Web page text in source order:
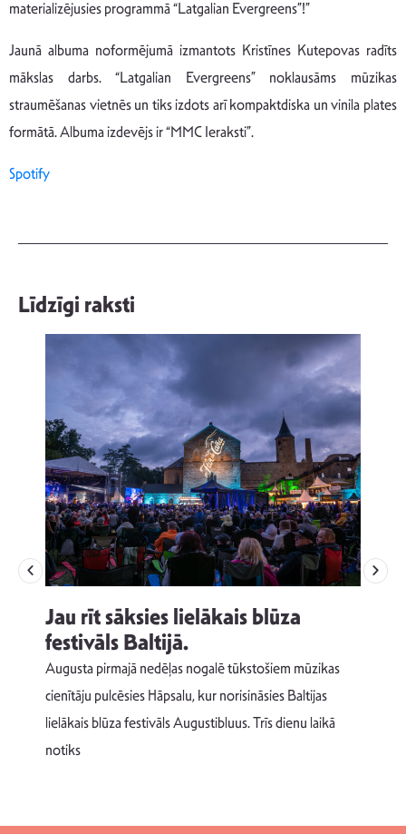
materializējusies programmā “Latgalian Evergreens”!”
Jaunā albuma noformējumā izmantots Kristīnes Kutepovas radīts
mākslas darbs. “Latgalian Evergreens” noklausāms mūzikas
straumēšanas vietnēs un tiks izdots arī kompaktdiska un vinila plates
formātā. Albuma izdevējs ir “MMC Ieraksti”.
Spotify
Līdzīgi raksti
Jau rīt sāksies lielākais blūza
festivāls Baltijā.
Augusta pirmajā nedēļas nogalē tūkstošiem mūzikas
cienītāju pulcēsies Hāpsalu, kur norisināsies Baltijas
lielākais blūza festivāls Augustibluus. Trīs dienu laikā
notiks